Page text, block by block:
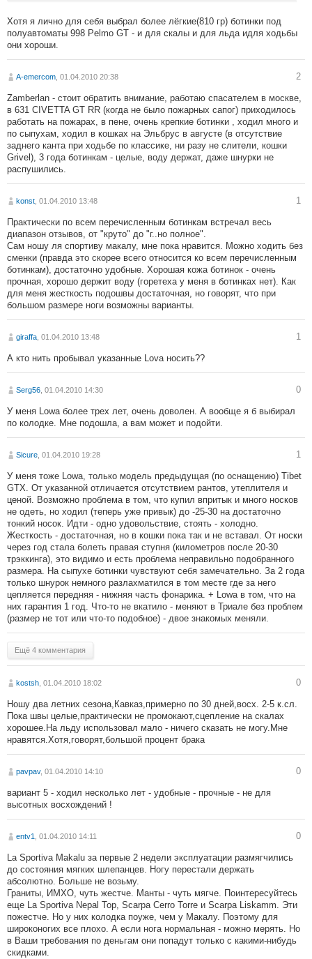
Хотя я лично для себя выбрал более лёгкие(810 гр) ботинки под
полуавтоматы 998 Pelmo GT - и для скалы и для льда идля ходьбы
они хороши.
A-emercom , 01.04.2010 20:38 2
Zamberlan - стоит обратить внимание, работаю спасателем в москве,
в 631 CIVETTA GT RR (когда не было пожарных сапог) приходилось
работать на пожарах, в пене, очень крепкие ботинки , ходил много и
по сыпухам, ходил в кошках на Эльбрус в августе (в отсутствие
заднего канта при ходьбе по классике, ни разу не слители, кошки
Grivel), 3 года ботинкам - целые, воду держат, даже шнурки не
распушились.
konst , 01.04.2010 13:48 1
Практически по всем перечисленным ботинкам встречал весь
диапазон отзывов, от "круто" до "г..но полное".
Сам ношу ля спортиву макалу, мне пока нравится. Можно ходить без
сменки (правда это скорее всего относится ко всем перечисленным
ботинкам), достаточно удобные. Хорошая кожа ботинок - очень
прочная, хорошо держит воду (горетеха у меня в ботинках нет). Как
для меня жесткость подошвы достаточная, но говорят, что при
большом размере ноги возможны варианты.
giraffa , 01.04.2010 13:48 1
А кто нить пробывал указанные Lova носить??
Serg56 , 01.04.2010 14:30 0
У меня Lowa более трех лет, очень доволен. А вообще я б выбирал
по колодке. Мне подошла, а вам может и подойти.
Sicure , 01.04.2010 19:28 1
У меня тоже Lowa, только модель предыдущая (по оснащению) Tibet
GTX. От указанной отличается отсутствием рантов, утеплителя и
ценой. Возможно проблема в том, что купил впритык и много носков
не одеть, но ходил (теперь уже привык) до -25-30 на достаточно
тонкий носок. Идти - одно удовольствие, стоять - холодно.
Жесткость - достаточная, но в кошки пока так и не вставал. От носки
через год стала болеть правая ступня (километров после 20-30
трэккинга), это видимо и есть проблема неправильно подобранного
размера. На сыпухе ботинки чувствуют себя замечательно. За 2 года
только шнурок немного разлахматился в том месте где за него
цепляется передняя - нижняя часть фонарика. + Lowa в том, что на
них гарантия 1 год. Что-то не вкатило - меняют в Триале без проблем
(размер не тот или что-то подобное) - двое знакомых меняли.
Ещё 4 комментария
kostsh , 01.04.2010 18:02 0
Ношу два летних сезона,Кавказ,примерно по 30 дней,восх. 2-5 к.сл.
Пока швы целые,практически не промокают,сцепление на скалах
хорошее.На льду использовал мало - ничего сказать не могу.Мне
нравятся.Хотя,говорят,большой процент брака
pavpav, 01.04.2010 14:10 0
вариант 5 - ходил несколько лет - удобные - прочные - не для
высотных восхождений !
entv1 , 01.04.2010 14:11 0
La Sportiva Makalu за первые 2 недели эксплуатации размягчились
до состояния мягких шлепанцев. Ногу перестали держать
абсолютно. Больше не возьму.
Граниты, ИМХО, чуть жестче. Манты - чуть мягче. Поинтересуйтесь
еще La Sportiva Nepal Top, Scarpa Cerro Torre и Scarpa Liskamm. Эти
пожестче. Но у них колодка поуже, чем у Макалу. Поэтому для
широконогих все плохо. А если нога нормальная - можно мерять. Но
в Ваши требования по деньгам они попадут только с какими-нибудь
скидками.